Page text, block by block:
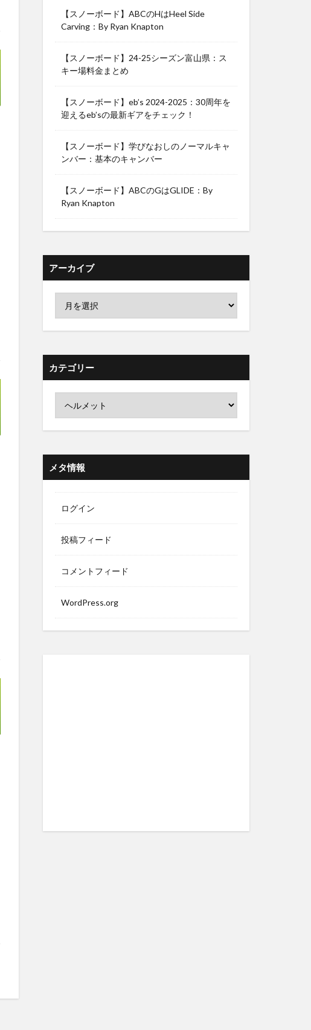
【スノーボード】ABCのHはHeel Side
Carving：By Ryan Knapton
【スノーボード】24-25シーズン富山県：ス
キー場料金まとめ
【スノーボード】eb’s 2024-2025：30周年を
迎えるeb’sの最新ギアをチェック！
【スノーボード】学びなおしのノーマルキャ
ンバー：基本のキャンバー
【スノーボード】ABCのGはGLIDE：By
Ryan Knapton
アーカイブ
カテゴリー
メタ情報
ログイン
投稿フィード
コメントフィード
WordPress.org